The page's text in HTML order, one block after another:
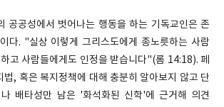
공공성에서 벗어나는 행동을 하는 기독교인은 존
다. "실상 이렇게 그리스도에게 종노릇하는 사람
고 사람들에게도 인정을 받습니다"(롬 14:18). 페
법, 혹은 복지정책에 대해 충분히 알아보지 않고 단
배타성만 남은 '화석화된 신학'에 근거해 의견